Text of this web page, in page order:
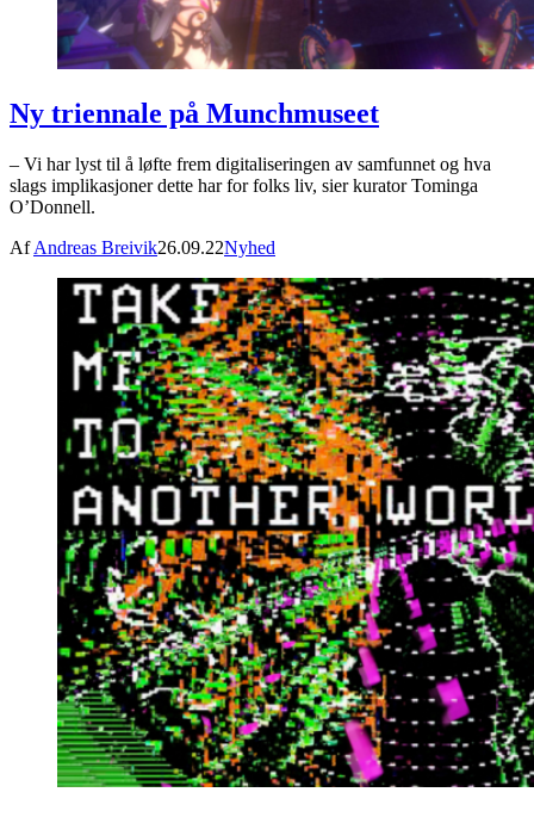
Ny triennale på Munchmuseet
– Vi har lyst til å løfte frem digitaliseringen av samfunnet og hva
slags implikasjoner dette har for folks liv, sier kurator Tominga
O’Donnell.
AfAndreas Breivik26.09.22Nyhed